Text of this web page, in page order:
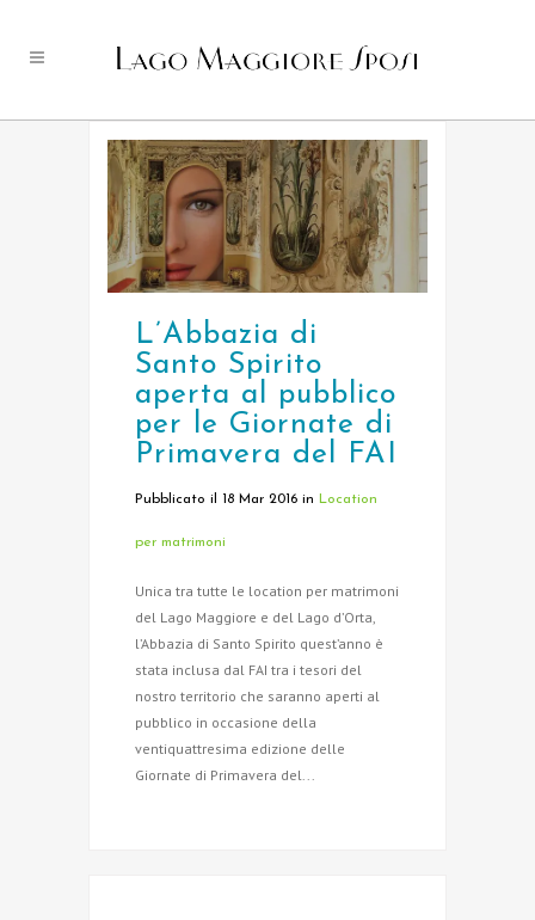
L’Abbazia di
Santo Spirito
aperta al pubblico
per le Giornate di
Primavera del FAI
Pubblicato il 18 Mar 2016 in Location
per matrimoni
Unica tra tutte le location per matrimoni
del Lago Maggiore e del Lago d’Orta,
l’Abbazia di Santo Spirito quest’anno è
stata inclusa dal FAI tra i tesori del
nostro territorio che saranno aperti al
pubblico in occasione della
ventiquattresima edizione delle
Giornate di Primavera del...